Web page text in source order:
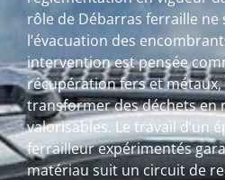
rôle de Débarras ferraille ne
l’évacuation des
intervention est pensée
récupération fers et
transformer des déchets en
valorisables. Le travail d’un
ferrailleur expérimentés
matériau suit un circuit de